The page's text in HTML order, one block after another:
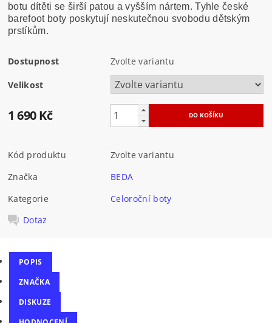
botu dítěti se širší patou a vyšším nártem. Tyhle české
barefoot boty poskytují neskutečnou svobodu dětským
prstíkům.
Dostupnost Zvolte variantu
Velikost
1 690 Kč
Kód produktu
Zvolte variantu
Značka
BEDA
Kategorie
Celoroční boty
Dotaz
POPIS
ZNAČKA
DISKUZE